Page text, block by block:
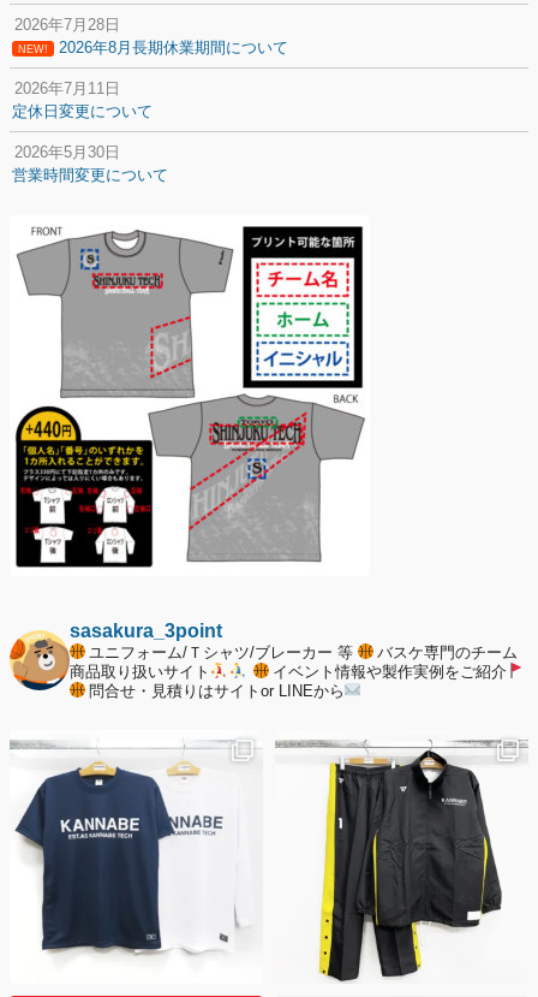
2026年7月28日
NEW! 2026年8月長期休業期間について
2026年7月11日
定休日変更について
2026年5月30日
営業時間変更について
納期遅延について
2025年12月11日
年末年始の休業期間について
sasakura_3point
ユニフォーム/Ｔシャツ/ブレーカー 等
バスケ専門のチーム
商品取り扱いサイト
イベント情報や製作実例をご紹介
問合せ・見積りはサイトor LINEから